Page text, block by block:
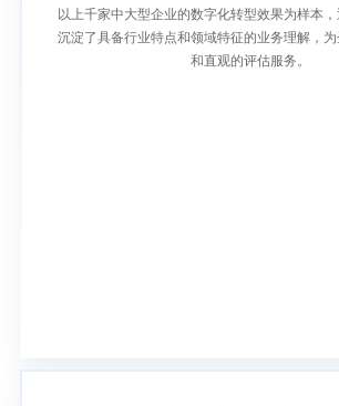
以上千家中大型企业的数字化转型效果为样本
沉淀了具备行业特点和领域特征的业务理解，
和直观的评估服务。